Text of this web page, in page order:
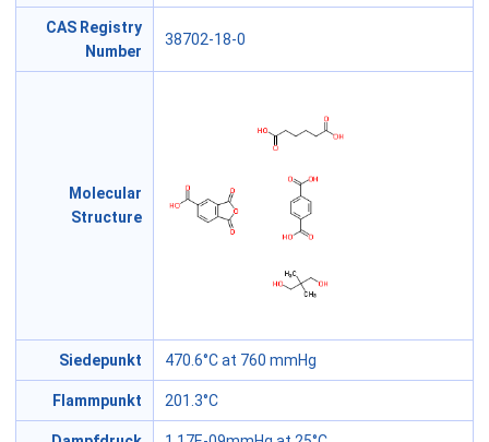
CAS Registry
Number
38702-18-0
Molecular
Structure
Siedepunkt 470.6°C at 760 mmHg
Flammpunkt 201.3°C